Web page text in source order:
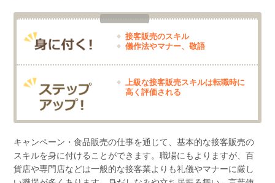
接客販売のスキル
儀作法やマナー、敬語
上級な接客販売スキルは転職時に
高く評価される
キャンペーン・食品販売の仕事を通じて、基本的な接客販売の
スキルを身に付けることができます。職場にもよりますが、百
貨店や専門店などは一般的な接客業よりも礼儀やマナーに厳し